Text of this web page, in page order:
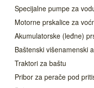
Specijalne pumpe za
Motorne prskalice za
Akumulatorske (leđne)
Baštenski višenamenski
Traktori za baštu
Pribor za perače pod